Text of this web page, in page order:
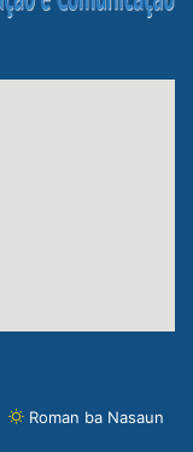
Roman ba Nasaun